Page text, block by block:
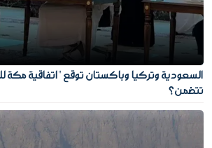
السعودية وتركيا وباكستان توقع "اتفاقية مكة
تتضمن؟